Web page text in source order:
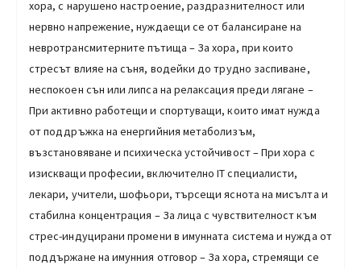
хора, с нарушено настроение, раздразнителност или
нервно напрежение, нуждаещи се от балансиране на
невротрансмитерните пътища – За хора, при които
стресът влияе на съня, водейки до трудно заспиване,
неспокоен сън или липса на релаксация преди лягане –
При активно работещи и спортуващи, които имат нужда
от поддръжка на енергийния метаболизъм,
възстановяване и психическа устойчивост – При хора с
изискващи професии, включително IT специалисти,
лекари, учители, шофьори, търсещи яснота на мисълта и
стабилна концентрация – За лица с чувствителност към
стрес-индуцирани промени в имунната система и нужда от
поддържане на имунния отговор – За хора, стремящи се